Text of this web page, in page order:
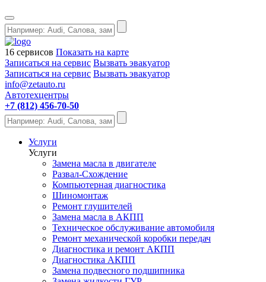
16 сервисов Показать на карте
Записаться на сервис Вызвать эвакуатор
Записаться на сервис Вызвать эвакуатор
info@zetauto.ru
Автотехцентры
+7 (812) 456-70-50
Услуги
Услуги
Замена масла в двигателе
Развал-Схождение
Компьютерная диагностика
Шиномонтаж
Ремонт глушителей
Замена масла в АКПП
Техническое обслуживание автомобиля
Ремонт механической коробки передач
Диагностика и ремонт АКПП
Диагностика АКПП
Замена подвесного подшипника